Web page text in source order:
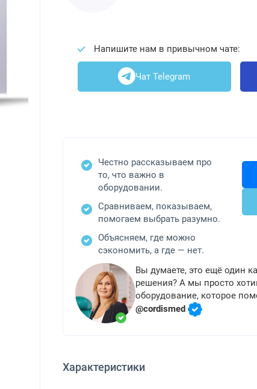
Напишите нам в привычном чате:
Чат Telegram
Честно рассказываем про
то, что важно в
оборудовании.
Сравниваем, показываем,
помогаем выбрать разумно.
Объясняем, где можно
сэкономить, а где — нет.
Вы думаете, это ещё один
решения? А мы просто
оборудование, которое
@cordismed
Характеристики